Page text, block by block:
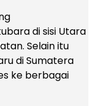
di sisi Utara
Selain itu
di Sumatera
ke berbagai